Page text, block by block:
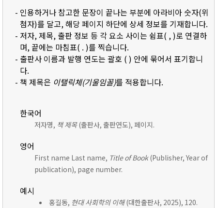
- 인용하거나 참고한 문장이 끝나는 부분에 아라비아 숫자(위
첨자)를 달고, 해당 페이지 하단에 상세 정보를 기재합니다.
- 저자, 제목, 출판 정보 등 각 요소 사이는 쉼표( , )로 연결하
며, 끝에는 마침표( . )를 찍습니다.
- 출판사 이름과 발행 연도는 괄호 ( ) 안에 묶어서 표기합니
다.
- 책 제목은 이탤릭체(기울임꼴)를 적용합니다.
한국어
저자명, 책 제목(출판사, 출판연도), 페이지.
영어
First name Last name, Title of Book(Publisher, Year of
publication), page number.
예시
홍길동, 현대 사회학의 이해(대한출판사, 2025), 120.